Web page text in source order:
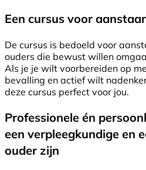
Een cursus voor
De cursus is bedoeld voor
ouders die bewust willen
Als je je wilt voorbereiden op
bevalling en actief wilt
deze cursus perfect voor jou.
Professionele én
een verpleegkundige en
ouder zijn